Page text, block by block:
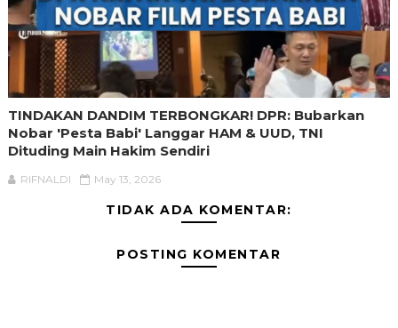
TINDAKAN DANDIM TERBONGKAR! DPR: Bubarkan
Nobar 'Pesta Babi' Langgar HAM & UUD, TNI
Dituding Main Hakim Sendiri
RIFNALDI May 13, 2026
TIDAK ADA KOMENTAR:
POSTING KOMENTAR